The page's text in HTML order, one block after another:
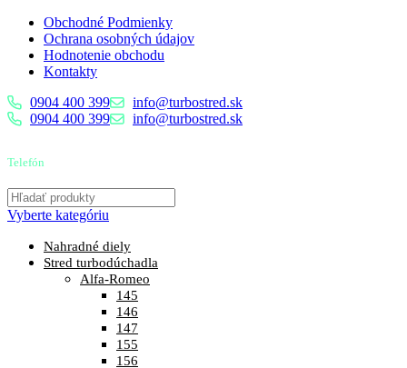
Obchodné Podmienky
Ochrana osobných údajov
Hodnotenie obchodu
Kontakty
0904 400 399
info@turbostred.sk
0904 400 399
info@turbostred.sk
Telefón
Vyberte kategóriu
Nahradné diely
Stred turbodúchadla
Alfa-Romeo
145
146
147
155
156